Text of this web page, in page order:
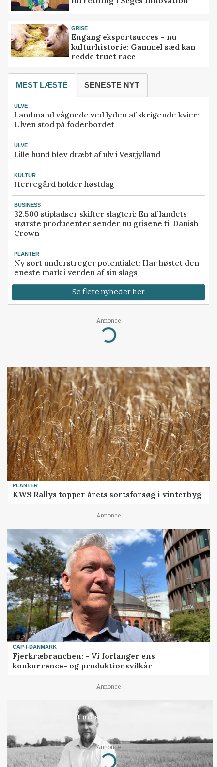
GRISE
Engang eksportsucces – nu
kulturhistorie: Gammel sæd kan
redde truet race
MEST LÆSTE SENESTE NYT
ULVE
Landmand vågnede ved lyden af skrigende kvier:
Ulven stod på foderbordet
ULVE
Lille hund blev dræbt af ulv i Vestjylland
KULTUR
Herregård holder høstdag
BUSINESS
32.500 stipladser skifter slagteri: En af landets
største producenter sender nu grisene til Danish
Crown
PLANTER
Ny sort understreger potentialet: Har høstet den
eneste mark i verden af sin slags
Se flere nyheder her
Annonce
Loading...
PLANTER
KWS Rallys topper årets sortsforsøg i vinterbyg
Annonce
CAP-I-DANMARK
Fjerkræbranchen: - Vi forlanger ens
konkurrence- og produktionsvilkår
Annonce
Det er en uskik at udlægge et røgslør om
Annonce
Loading...